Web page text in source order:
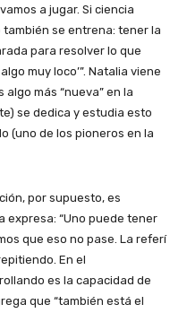
a jugar. Si ciencia
también se entrena: tener la
para resolver lo que
muy loco’”. Natalia viene
algo más “nueva” en la
se dedica y estudia esto
(uno de los pioneros en la
por supuesto, es
expresa: “Uno puede tener
que eso no pase. La referí
En el
es la capacidad de
que “también está el